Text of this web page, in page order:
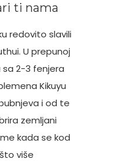
ti nama
redovito slavili
U prepunoj
sa 2-3 fenjera
Kikuyu
i od te
zemljani
kada se kod
više